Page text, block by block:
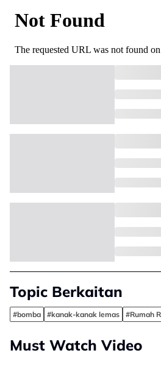
Topic Berkaitan
#bomba #kanak-kanak lemas #Rumah
Must Watch Video